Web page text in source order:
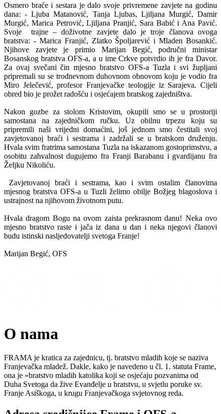
Osmero braće i sestara je dalo svoje privremene zavjete na godinu
dana: - Ljuba Matanović, Tanja Ljubas, Ljiljana Murgić, Damir
Murgić, Marica Petrović, Ljiljana Pranjić, Sara Babić i Ana Pavić.
Svoje trajne – doživotne zavjete dalo je troje članova ovoga
bratstva: - Marica Franjić, Zlatko Špoljarević i Mladen Bosankić.
Njihove zavjete je primio Marijan Begić, područni ministar
Bosanskog bratstva OFS-a, a u ime Crkve potvrdio ih je fra Davor.
Za ovaj svečani čin mjesno bratstvo OFS-a Tuzla i svi župljani
pripremali su se trodnevnom duhovnom obnovom koju je vodio fra
Miro Jelečević, profesor Franjevačke teologije iz Sarajeva. Cijeli
obred bio je prožet radošću i osjećajem bratskog zajedništva.
Nakon gozbe za stolom Kristovim, okupili smo se u prostoriji
samostana na zajedničkom ručku. Uz obilnu trpezu koju su
pripremili naši vrijedni domaćini, još jednom smo čestitali svoj
zavjetovanoj braći i sestrama i zadržali se u bratskom druženju.
Hvala svim fratrima samostana Tuzla na iskazanom gostoprimstvu, a
osobitu zahvalnost dugujemo fra Franji Barabanu i gvardijanu fra
Željku Nikoliću.
Zavjetovanoj braći i sestrama, kao i svim ostalim članovima
mjesnog bratstva OFS-a u Tuzli želimo obilje Božjeg blagoslova i
ustrajnost na njihovom životnom putu.
Hvala dragom Bogu na ovom zaista prekrasnom danu! Neka ovo
mjesno bratstvo raste i jača iz dana u dan i neka njegovi članovi
budu istinski nasljedovatelji svetoga Franje!
Marijan Begić, OFS
O nama
FRAMA je kratica za zajednicu, tj. bratstvo mladih koje se naziva
Franjevačka mladež. Dakle, kako je navedeno u čl. 1. statuta Frame,
ona je »bratstvo mladih katolika koji se osjećaju pozvanima od
Duha Svetoga da žive Evanđelje u bratstvu, u svjetlu poruke sv.
Franje Asiškoga, u krugu Franjevačkoga svjetovnog reda.